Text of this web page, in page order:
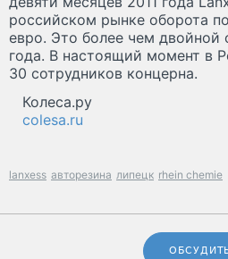
российском рынке оборота
евро. Это более чем двойной
года. В настоящий момент в
30 сотрудников концерна.
Колеса.ру
colesa.ru
lanxess авторезина липецк rhein chemie